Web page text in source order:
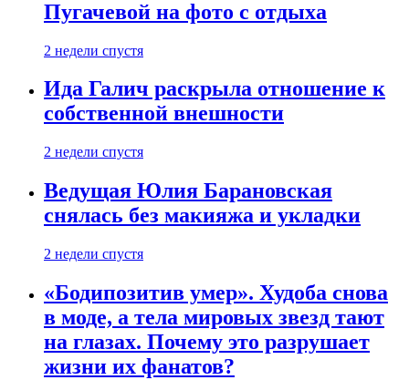
Пугачевой на фото с отдыха
2 недели спустя
Ида Галич раскрыла отношение к
собственной внешности
2 недели спустя
Ведущая Юлия Барановская
снялась без макияжа и укладки
2 недели спустя
«Бодипозитив умер». Худоба снова
в моде, а тела мировых звезд тают
на глазах. Почему это разрушает
жизни их фанатов?